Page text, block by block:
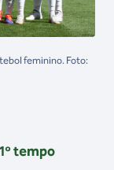
feminino. Foto:
tempo